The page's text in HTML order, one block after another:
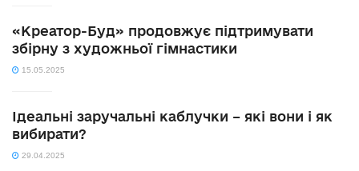
«Креатор-Буд» продовжує підтримувати
збірну з художньої гімнастики
15.05.2025
Ідеальні заручальні каблучки – які вони і як
вибирати?
29.04.2025